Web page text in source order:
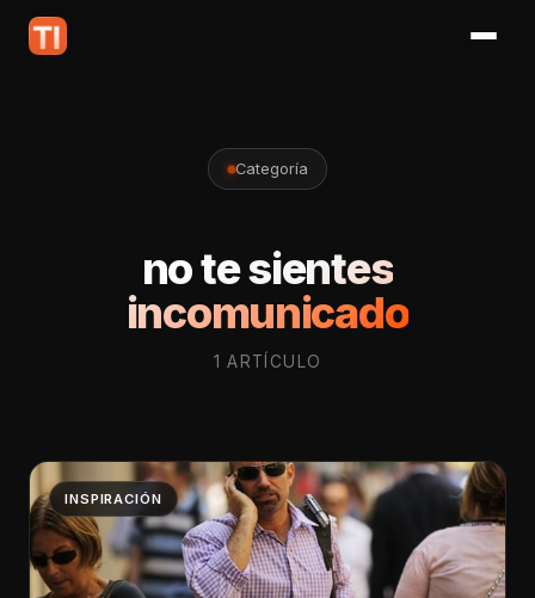
Categoría
no te sientes
incomunicado
1 ARTÍCULO
INSPIRACIÓN